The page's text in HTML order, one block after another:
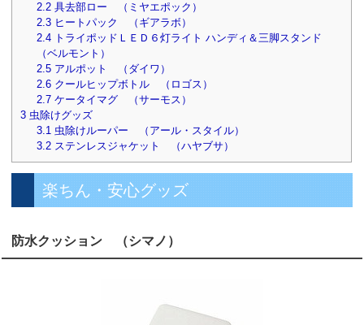
2.2 具去部ロー （ミヤエポック）
2.3 ヒートパック （ギアラボ）
2.4 トライポッドＬＥＤ６灯ライト ハンディ＆三脚スタンド
（ベルモント）
2.5 アルポット （ダイワ）
2.6 クールヒップボトル （ロゴス）
2.7 ケータイマグ （サーモス）
3 虫除けグッズ
3.1 虫除けルーパー （アール・スタイル）
3.2 ステンレスジャケット （ハヤブサ）
楽ちん・安心グッズ
防水クッション （シマノ）